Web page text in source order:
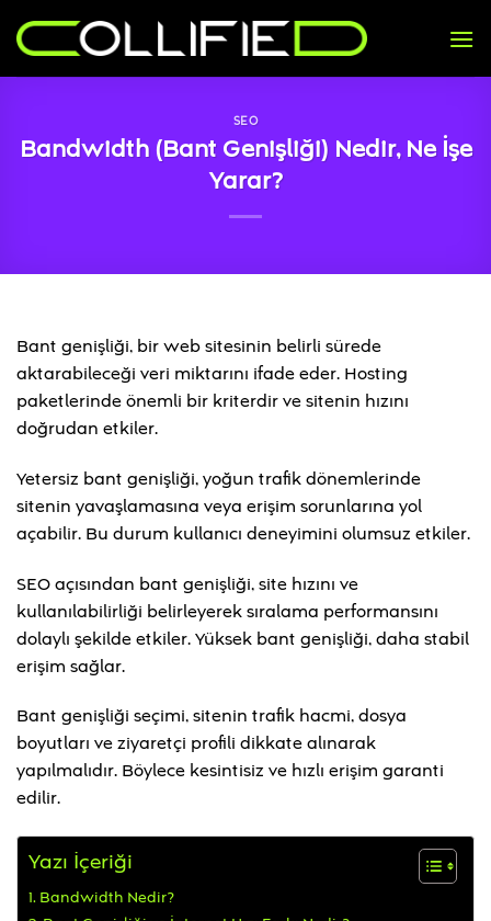
atla
SEO
Bandwidth (Bant Genişliği) Nedir, Ne İşe
Yarar?
Bant genişliği, bir web sitesinin belirli sürede
aktarabileceği veri miktarını ifade eder. Hosting
paketlerinde önemli bir kriterdir ve sitenin hızını
doğrudan etkiler.
Yetersiz bant genişliği, yoğun trafik dönemlerinde
sitenin yavaşlamasına veya erişim sorunlarına yol
açabilir. Bu durum kullanıcı deneyimini olumsuz etkiler.
SEO açısından bant genişliği, site hızını ve
kullanılabilirliği belirleyerek sıralama performansını
dolaylı şekilde etkiler. Yüksek bant genişliği, daha stabil
erişim sağlar.
Bant genişliği seçimi, sitenin trafik hacmi, dosya
boyutları ve ziyaretçi profili dikkate alınarak
yapılmalıdır. Böylece kesintisiz ve hızlı erişim garanti
edilir.
Yazı İçeriği
Bandwidth Nedir?